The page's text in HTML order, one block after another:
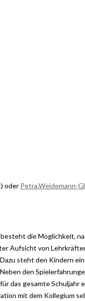
oder Petra.Weidemann-
die Möglichkeit,
Aufsicht von
steht den Kindern
den
das gesamte
mit dem Kollegium